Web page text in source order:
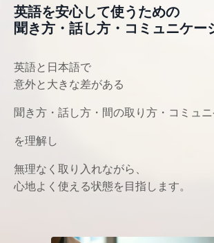
英語を安心して使うための
聞き方・話し方・コミュニケー
英語と日本語で
意外と大きな差がある
聞き方・話し方・間の取り方・コミュ
を理解し
無理なく取り入れながら、
心地よく使える状態を目指します。